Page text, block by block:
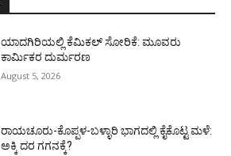
ಯಾದಗಿರಿಯಲ್ಲಿ ಕೆಮಿಕಲ್ ಸೋರಿಕೆ: ಮೂವರು
ಕಾರ್ಮಿಕರ ದುರ್ಮರಣ
August 5, 2026
ರಾಯಚೂರು-ಕೊಪ್ಪಳ-ಬಳ್ಳಾರಿ ಭಾಗದಲ್ಲಿ ಕೈಕೊಟ್ಟ ಮಳೆ:
ಅಕ್ಕಿ ದರ ಗಗನಕ್ಕೆ?